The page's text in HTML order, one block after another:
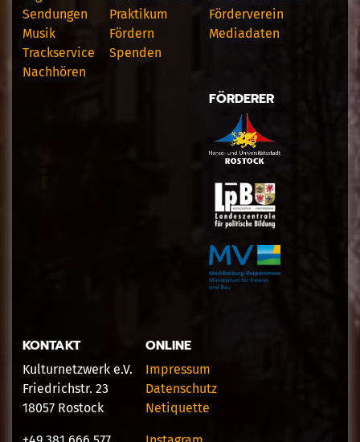
Sendungen
Musik
Trackservice
Nachhören
Praktikum
Fördern
Spenden
Förderverein
Mediadaten
FÖRDERER
KONTAKT
Kulturnetzwerk e.V.
Friedrichstr. 23
18057 Rostock
ONLINE
Impressum
Datenschutz
Netiquette